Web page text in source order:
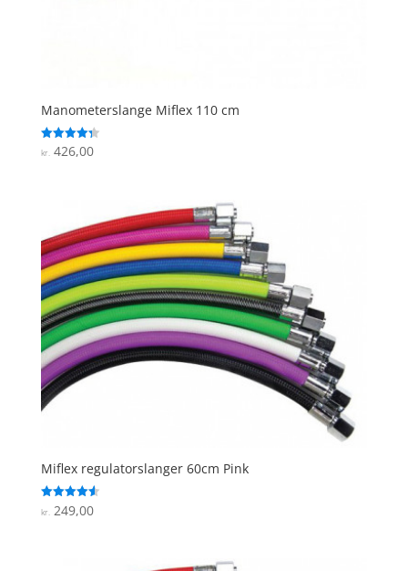
Manometerslange Miflex 110 cm
Vurderet
4.3
kr.426,00
Miflex regulatorslanger 60cm Pink
Vurderet
4.6
kr. 249,00